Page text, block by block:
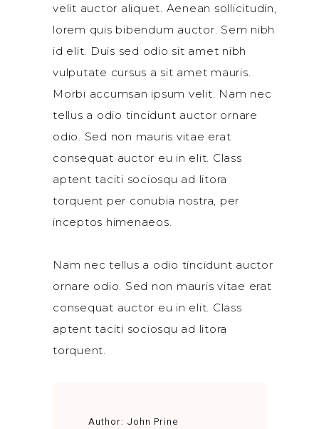
velit auctor aliquet. Aenean sollicitudin,
lorem quis bibendum auctor. Sem nibh
id elit. Duis sed odio sit amet nibh
vulputate cursus a sit amet mauris.
Morbi accumsan ipsum velit. Nam nec
tellus a odio tincidunt auctor ornare
odio. Sed non mauris vitae erat
consequat auctor eu in elit. Class
aptent taciti sociosqu ad litora
torquent per conubia nostra, per
inceptos himenaeos.
Nam nec tellus a odio tincidunt auctor
ornare odio. Sed non mauris vitae erat
consequat auctor eu in elit. Class
aptent taciti sociosqu ad litora
torquent.
Author: John Prine